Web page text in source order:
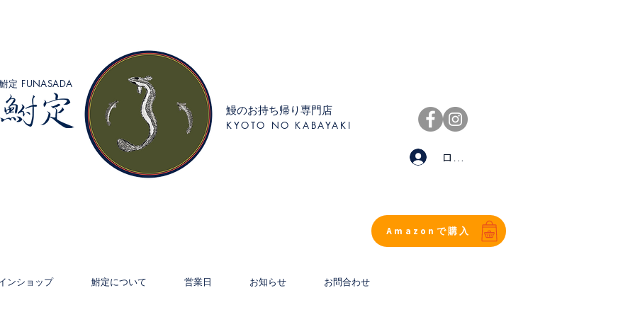
鰻のお持ち帰り専門店
鮒定 FUNASADA
KYOTO NO KABAYAKI
ログイン
Amazonで購入
ンショップ 鮒定について 営業日 お知らせ お問合わせ